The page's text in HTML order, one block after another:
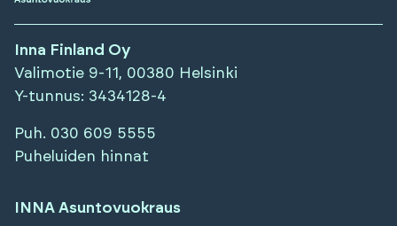
Inna Finland Oy
Valimotie 9-11, 00380 Helsinki
Y-tunnus: 3434128-4
Puh. 030 609 5555
Puheluiden hinnat
INNA Asuntovuokraus